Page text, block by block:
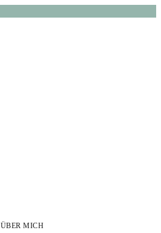
ÜBER MICH